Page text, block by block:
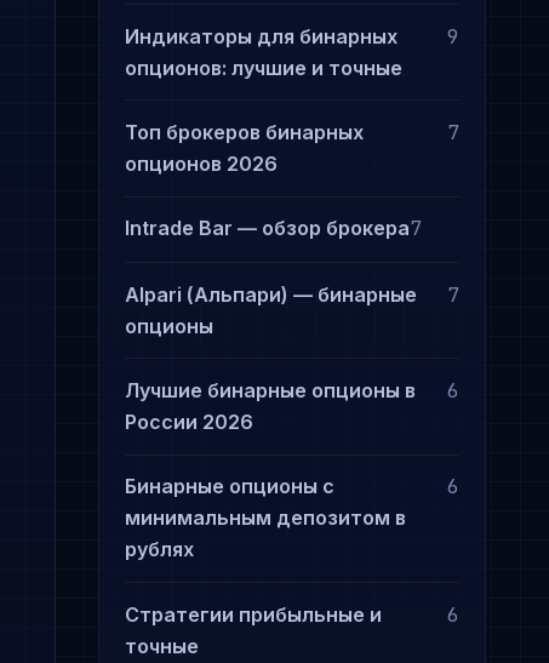
Индикаторы для бинарных
опционов: лучшие и точные
9
Топ брокеров бинарных
опционов 2026
7
Intrade Bar — обзор брокера7
Alpari (Альпари) — бинарные
опционы
7
Лучшие бинарные опционы в
России 2026
6
Бинарные опционы с
минимальным депозитом в
рублях
6
Стратегии прибыльные и
точные
6